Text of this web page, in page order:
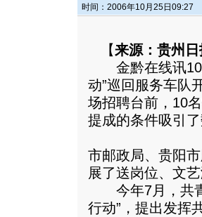
时间：2006年10月25日09:27
【来源：贵州日
金黔在线讯10
动”巡回服务车队
场招聘台前，10
提成的条件吸引
市邮政局、贵阳
展了送岗位、文
今年7月，共青
行动”，提出发挥